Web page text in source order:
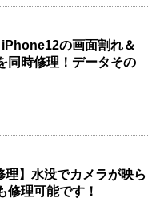
iPhone12の画面割れ＆
同時修理！データその
理】水没でカメラが映ら
修理可能です！